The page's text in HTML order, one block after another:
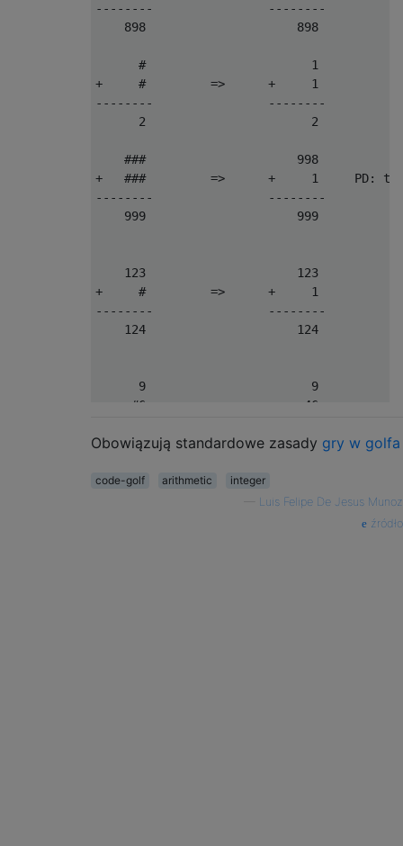
--------                --------
    898                     898
      #                       1
+     #         =>      +     1
--------                --------
      2                       2
    ###                     998
+   ###         =>      +     1     PD:
--------                --------
    999                     999
    123                     123
+     #         =>      +     1
--------                --------
    124                     124
      9                       9
+    #6         =>      +    46
     55                      55
    #123651                     1123651
+      #98#         =>      +      7981
Obowiązują standardowe zasady gry w golfa
code-golf arithmetic
integer
Luis Felipe De Jesus Munoz
źródło